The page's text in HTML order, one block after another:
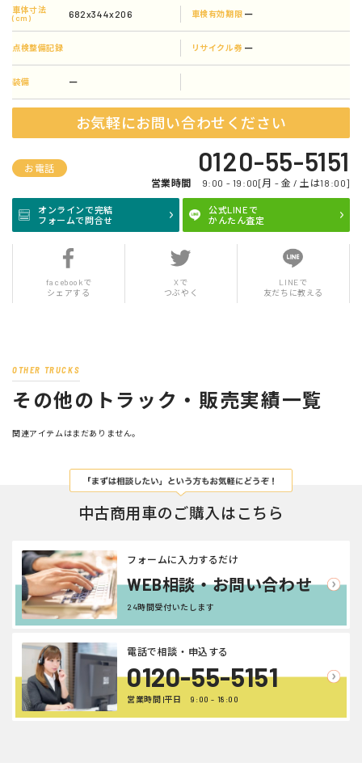
車体寸法
(cm)
682x344x206 車検有効期限 ー
点検整備記録 リサイクル券 ー
装備 ー
お気軽にお問い合わせください
お電話 0120-55-5151
営業時間 9:00 - 19:00[月 - 金 / 土は18:00]
オンラインで完結
フォームで問合せ
公式LINEで
かんたん査定
facebookで
シェアする
Xで
つぶやく
LINEで
友だちに教える
OTHER TRUCKS
その他のトラック・販売実績一覧
関連アイテムはまだありません。
中古商用車のご購入はこちら
WEB相談・お問い合わせ
フォームに入力するだけ
24時間受付いたします
0120-55-5151
電話で相談・申込する
営業時間 |平日 9:00 - 18:00